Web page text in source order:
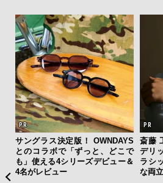
サングラス決定版！ OWNDAYS
とのコラボで「ずっと、どこで
も」使える4シリーズデビュー＆
4名がレビュー
斎藤
デリ
ラシ
な両